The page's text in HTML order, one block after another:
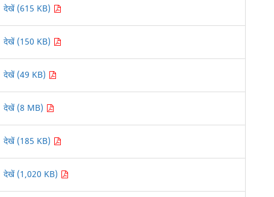
देखें (615 KB)
देखें (150 KB)
देखें (49 KB)
देखें (8 MB)
देखें (185 KB)
देखें (1,020 KB)